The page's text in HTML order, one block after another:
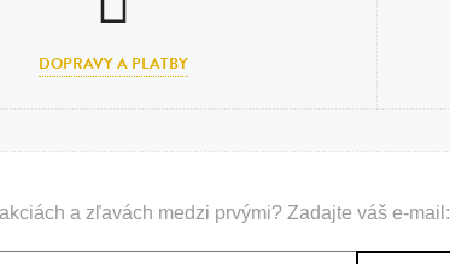
DOPRAVY A PLATBY
a zľavách medzi prvými? Zadajte váš e-mail: